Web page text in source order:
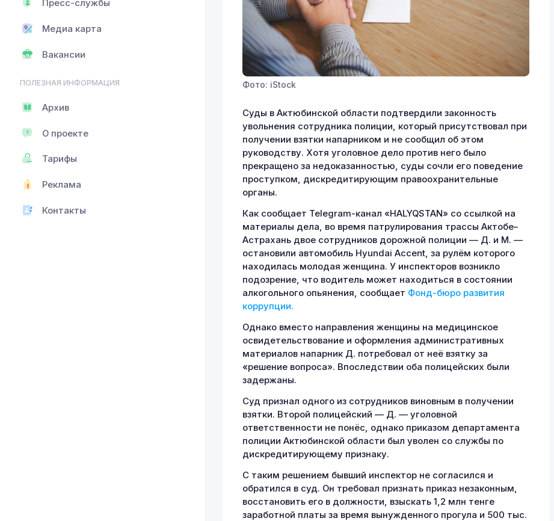
Пресс-службы
Медиа карта
Вакансии
ПОЛЕЗНАЯ ИНФОРМАЦИЯ
Архив
О проекте
Тарифы
Реклама
Контакты
Фото: iStock
Суды в Актюбинской области подтвердили законность
увольнения сотрудника полиции, который присутствовал при
получении взятки напарником и не сообщил об этом
руководству. Хотя уголовное дело против него было
прекращено за недоказанностью, суды сочли его поведение
проступком, дискредитирующим правоохранительные
органы.
Как сообщает Telegram-канал «HALYQSTAN» со ссылкой на
материалы дела, во время патрулирования трассы Актобе–
Астрахань двое сотрудников дорожной полиции — Д. и М. —
остановили автомобиль Hyundai Accent, за рулём которого
находилась молодая женщина. У инспекторов возникло
подозрение, что водитель может находиться в состоянии
алкогольного опьянения, сообщает Фонд-бюро развития
коррупции.
Однако вместо направления женщины на медицинское
освидетельствование и оформления административных
материалов напарник Д. потребовал от неё взятку за
«решение вопроса». Впоследствии оба полицейских были
задержаны.
Суд признал одного из сотрудников виновным в получении
взятки. Второй полицейский — Д. — уголовной
ответственности не понёс, однако приказом департамента
полиции Актюбинской области был уволен со службы по
дискредитирующему признаку.
С таким решением бывший инспектор не согласился и
обратился в суд. Он требовал признать приказ незаконным,
восстановить его в должности, взыскать 1,2 млн тенге
заработной платы за время вынужденного прогула и 500 тыс.